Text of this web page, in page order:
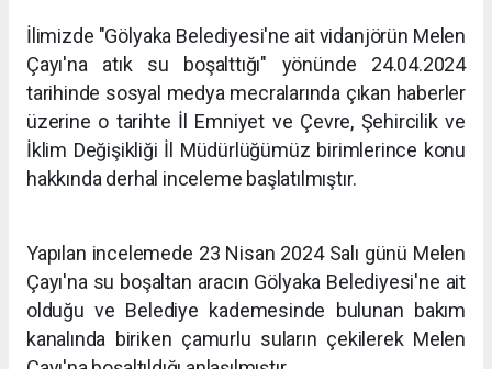
İlimizde "Gölyaka Belediyesi'ne ait vidanjörün Melen
Çayı'na atık su boşalttığı" yönünde 24.04.2024
tarihinde sosyal medya mecralarında çıkan haberler
üzerine o tarihte İl Emniyet ve Çevre, Şehircilik ve
İklim Değişikliği İl Müdürlüğümüz birimlerince konu
hakkında derhal inceleme başlatılmıştır.
Yapılan incelemede 23 Nisan 2024 Salı günü Melen
Çayı'na su boşaltan aracın Gölyaka Belediyesi'ne ait
olduğu ve Belediye kademesinde bulunan bakım
kanalında biriken çamurlu suların çekilerek Melen